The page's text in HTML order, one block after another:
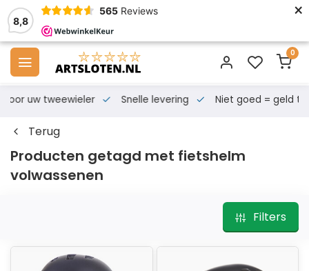
8,8
565 Reviews ×
0
voor uw tweewieler Snelle levering Niet goed = geld
Terug
Producten getagd met fietshelm
volwassenen
Filters